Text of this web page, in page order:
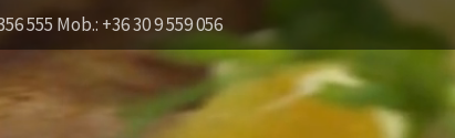
555 Mob.: +36 30 9 559 056